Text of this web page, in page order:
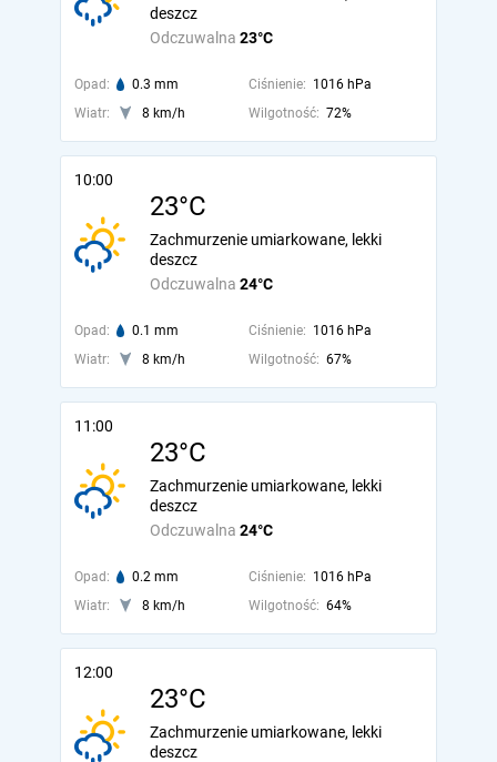
Odczuwalna 23°C
deszcz
Opad: 0.3 mm Ciśnienie: 1016 hPa
Wiatr:
8 km/h Wilgotność: 72%
10:00
23°C
Odczuwalna 24°C
Zachmurzenie umiarkowane, lekki
deszcz
Opad: 0.1 mm Ciśnienie: 1016 hPa
Wiatr:
8 km/h Wilgotność: 67%
11:00
23°C
Odczuwalna 24°C
Zachmurzenie umiarkowane, lekki
deszcz
Opad: 0.2 mm Ciśnienie: 1016 hPa
Wiatr:
8 km/h Wilgotność: 64%
12:00
23°C
Zachmurzenie umiarkowane, lekki
deszcz